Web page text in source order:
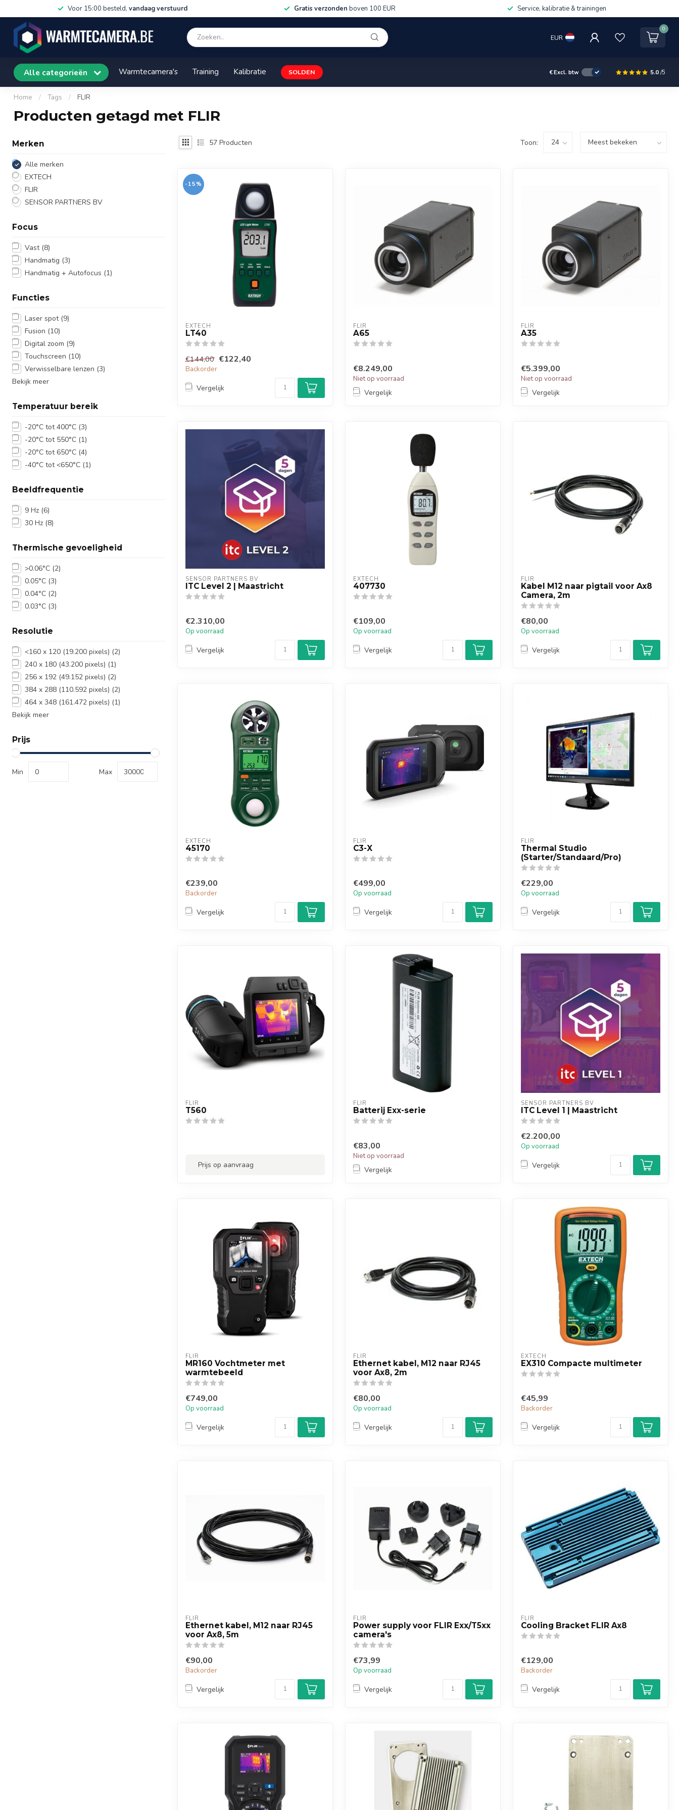
Voor 15:00 besteld, vandaag verstuurd Gratis verzonden boven 100 EUR Service, kalibratie & trainingen
EUR
0
Alle categorieën Warmtecamera's Training Kalibratie SOLDEN €Excl. btw 5.0/5
Home / Tags / FLIR
Producten getagd met FLIR
Merken
Alle merken
EXTECH
FLIR
SENSOR PARTNERS BV
Focus
Vast (8)
Handmatig (3)
Handmatig + Autofocus (1)
Functies
Laser spot (9)
Fusion (10)
Digital zoom (9)
Touchscreen (10)
Verwisselbare lenzen (3)
Bekijk meer
Temperatuur bereik
-20°C tot 400°C (3)
-20°C tot 550°C (1)
-20°C tot 650°C (4)
-40°C tot <650°C (1)
Beeldfrequentie
9 Hz (6)
30 Hz (8)
Thermische gevoeligheid
>0.06°C (2)
0.05°C (3)
0.04°C (2)
0.03°C (3)
Resolutie
<160 x 120 (19.200 pixels) (2)
240 x 180 (43.200 pixels) (1)
256 x 192 (49.152 pixels) (2)
384 x 288 (110.592 pixels) (2)
464 x 348 (161.472 pixels) (1)
Bekijk meer
Prijs
Min Max
57 Producten Toon:
-15%
EXTECH
LT40
€144,00 €122,40
Backorder
Vergelijk
FLIR
A65
€8.249,00
Niet op voorraad
Vergelijk
FLIR
A35
€5.399,00
Niet op voorraad
Vergelijk
SENSOR PARTNERS BV
ITC Level 2 | Maastricht
€2.310,00
Op voorraad
Vergelijk
EXTECH
407730
€109,00
Op voorraad
Vergelijk
FLIR
Kabel M12 naar pigtail voor Ax8
Camera, 2m
€80,00
Op voorraad
Vergelijk
EXTECH
45170
€239,00
Backorder
Vergelijk
FLIR
C3-X
€499,00
Op voorraad
Vergelijk
FLIR
Thermal Studio
(Starter/Standaard/Pro)
€229,00
Op voorraad
Vergelijk
FLIR
T560
Prijs op aanvraag
FLIR
Batterij Exx-serie
€83,00
Niet op voorraad
Vergelijk
SENSOR PARTNERS BV
ITC Level 1 | Maastricht
€2.200,00
Op voorraad
Vergelijk
FLIR
MR160 Vochtmeter met
warmtebeeld
€749,00
Op voorraad
Vergelijk
FLIR
Ethernet kabel, M12 naar RJ45
voor Ax8, 2m
€80,00
Op voorraad
Vergelijk
EXTECH
EX310 Compacte multimeter
€45,99
Backorder
Vergelijk
FLIR
Ethernet kabel, M12 naar RJ45
voor Ax8, 5m
€90,00
Backorder
Vergelijk
FLIR
Power supply voor FLIR Exx/T5xx
camera's
€73,99
Op voorraad
Vergelijk
FLIR
Cooling Bracket FLIR Ax8
€129,00
Backorder
Vergelijk